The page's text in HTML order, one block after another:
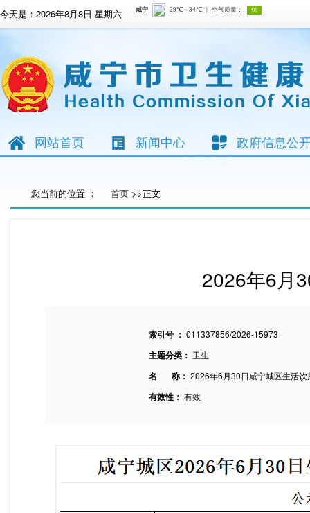
今天是： 2026年8月8日 星期六
网站首页 新闻中心 政府信息公
您当前的位置 ： 首页 >>正文
2026年6月
索引号 ： 011337856/2026-15973
主题分类： 卫生
名 称： 2026年6月30日咸宁城区生活饮
有效性： 有效